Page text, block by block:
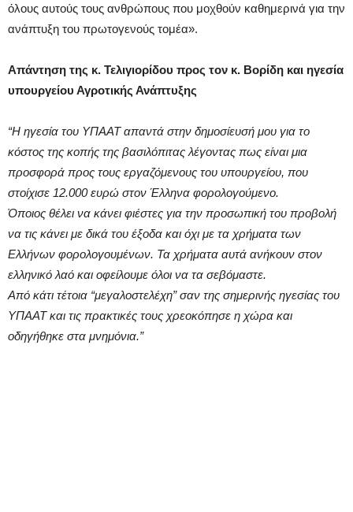
όλους αυτούς τους ανθρώπους που μοχθούν καθημερινά για την
ανάπτυξη του πρωτογενούς τομέα».
Απάντηση της κ. Τελιγιορίδου προς τον κ. Βορίδη και ηγεσία
υπουργείου Αγροτικής Ανάπτυξης
“Η ηγεσία του ΥΠΑΑΤ απαντά στην δημοσίευσή μου για το
κόστος της κοπής της βασιλόπιτας λέγοντας πως είναι μια
προσφορά προς τους εργαζόμενους του υπουργείου, που
στοίχισε 12.000 ευρώ στον Έλληνα φορολογούμενο.
Όποιος θέλει να κάνει φιέστες για την προσωπική του προβολή
να τις κάνει με δικά του έξοδα και όχι με τα χρήματα των
Ελλήνων φορολογουμένων. Τα χρήματα αυτά ανήκουν στον
ελληνικό λαό και οφείλουμε όλοι να τα σεβόμαστε.
Από κάτι τέτοια “μεγαλοστελέχη” σαν της σημερινής ηγεσίας του
ΥΠΑΑΤ και τις πρακτικές τους χρεοκόπησε η χώρα και
οδηγήθηκε στα μνημόνια.”